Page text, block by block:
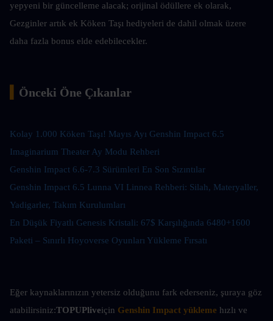
yepyeni bir güncelleme alacak; orijinal ödüllere ek olarak,
Gezginler artık ek Köken Taşı hediyeleri de dahil olmak üzere
daha fazla bonus elde edebilecekler.
Önceki Öne Çıkanlar
Kolay 1.000 Köken Taşı! Mayıs Ayı Genshin Impact 6.5
Imaginarium Theater Ay Modu Rehberi
Genshin Impact 6.6-7.3 Sürümleri En Son Sızıntılar
Genshin Impact 6.5 Lunna VI Linnea Rehberi: Silah, Materyaller,
Yadigarler, Takım Kurulumları
En Düşük Fiyatlı Genesis Kristali: 67$ Karşılığında 6480+1600
Paketi – Sınırlı Hoyoverse Oyunları Yükleme Fırsatı
Eğer kaynaklarınızın yetersiz olduğunu fark ederseniz, şuraya göz
atabilirsiniz:TOPUPliveiçin Genshin Impact yükleme hızlı ve